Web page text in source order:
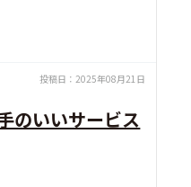
投稿日： 2025年08月21日
のいいサービス